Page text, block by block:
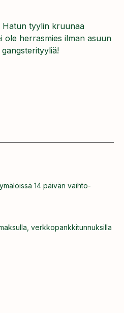
Hatun tyylin kruunaa
ole herrasmies ilman asuun
14 päivän vaihto-
verkkopankkitunnuksilla